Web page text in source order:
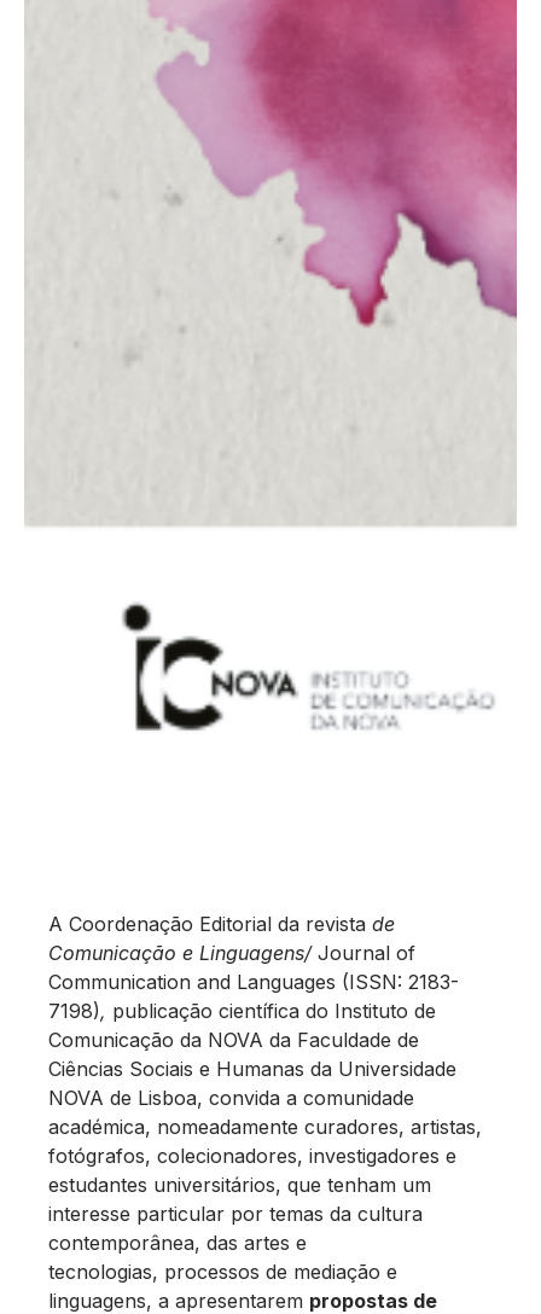
A Coordenação Editorial da revista de
Comunicação e Linguagens/ Journal of
Communication and Languages (ISSN: 2183-
7198), publicação científica do Instituto de
Comunicação da NOVA da Faculdade de
Ciências Sociais e Humanas da Universidade
NOVA de Lisboa, convida a comunidade
académica, nomeadamente curadores, artistas,
fotógrafos, colecionadores, investigadores e
estudantes universitários, que tenham um
interesse particular por temas da cultura
contemporânea, das artes e
tecnologias, processos de mediação e
linguagens, a apresentarem propostas de